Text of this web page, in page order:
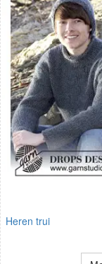
Heren trui